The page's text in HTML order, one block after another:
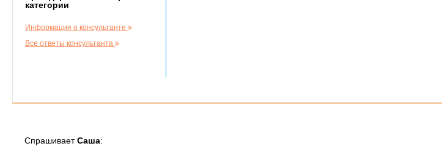
категории
Информация о консультанте
Все ответы консультанта
СпрашиваетСаша: